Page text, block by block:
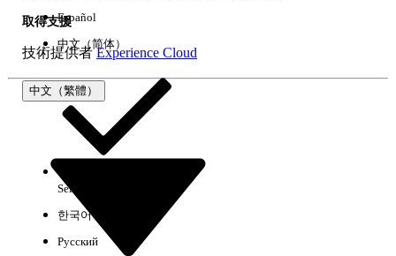
取得支援
技術提供者Experience Cloud
中文（繁體）
Español
中文（简体）
Select Org
한국어
Русский